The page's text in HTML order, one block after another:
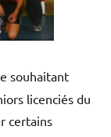
souhaitant
licenciés du
certains